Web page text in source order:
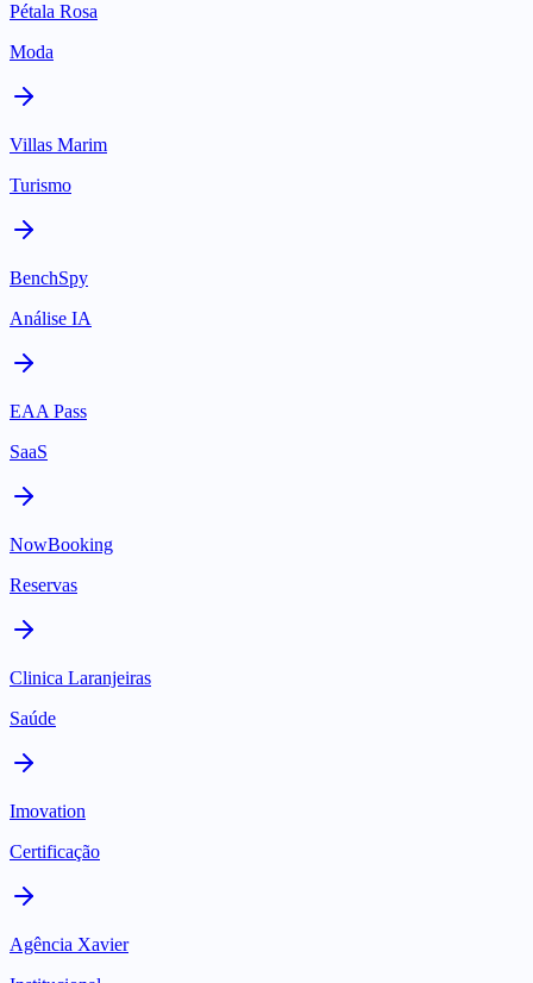
Pétala Rosa
Moda
Villas Marim
Turismo
BenchSpy
Análise IA
EAA Pass
SaaS
NowBooking
Reservas
Clinica Laranjeiras
Saúde
Imovation
Certificação
Agência Xavier